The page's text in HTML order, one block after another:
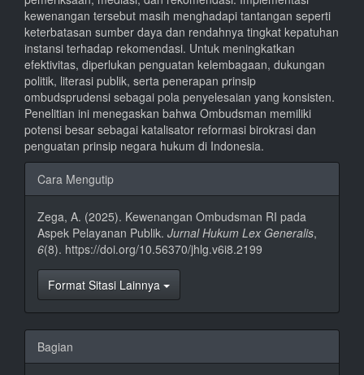
kewenangan tersebut masih menghadapi tantangan seperti
keterbatasan sumber daya dan rendahnya tingkat kepatuhan
instansi terhadap rekomendasi. Untuk meningkatkan
efektivitas, diperlukan penguatan kelembagaan, dukungan
politik, literasi publik, serta penerapan prinsip
ombudsprudensi sebagai pola penyelesaian yang konsisten.
Penelitian ini menegaskan bahwa Ombudsman memiliki
potensi besar sebagai katalisator reformasi birokrasi dan
penguatan prinsip negara hukum di Indonesia.
Rincian
Artikel
Cara Mengutip
Zega, A. (2025). Kewenangan Ombudsman RI pada
Aspek Pelayanan Publik. Jurnal Hukum Lex Generalis,
6(8). https://doi.org/10.56370/jhlg.v6i8.2199
Format Sitasi Lainnya
Bagian